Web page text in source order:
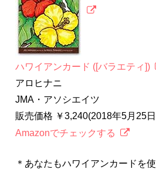
ハワイアンカード ([バラエティ])
アロヒナニ
JMA・アソシエイツ
販売価格 ￥3,240(2018年5月25
Amazonでチェックする
＊あなたもハワイアンカードを